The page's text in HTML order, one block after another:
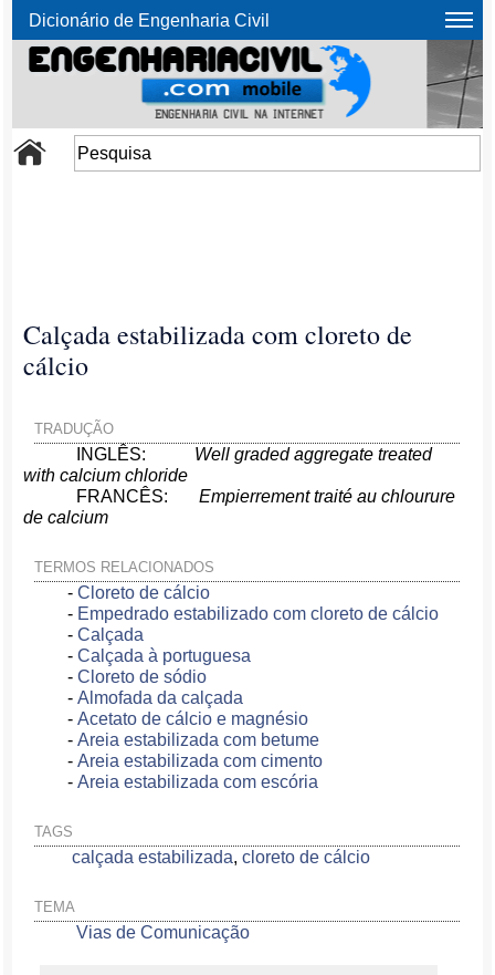
Dicionário de Engenharia Civil
Calçada estabilizada com cloreto de
cálcio
TRADUÇÃO
INGLÊS: Well graded aggregate treated
with calcium chloride
FRANCÊS:Empierrement traité au chlourure
de calcium
TERMOS RELACIONADOS
-Cloreto de cálcio
- Empedrado estabilizado com cloreto de cálcio
-Calçada
-Calçada à portuguesa
-Cloreto de sódio
-Almofada da calçada
-Acetato de cálcio e magnésio
-Areia estabilizada com betume
-Areia estabilizada com cimento
-Areia estabilizada com escória
TAGS
calçada estabilizada,cloreto de cálcio
TEMA
Vias de Comunicação